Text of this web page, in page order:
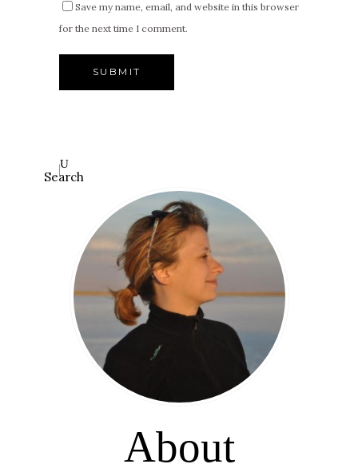
Save my name, email, and website in this browser
for the next time I comment.
Search
About